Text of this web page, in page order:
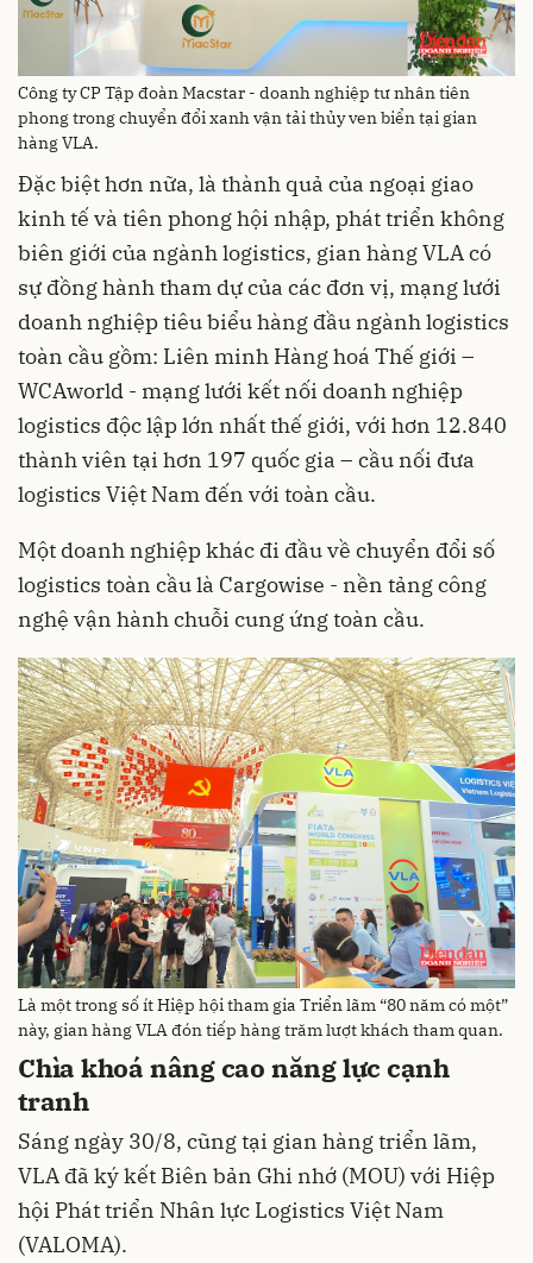
Công ty CP Tập đoàn Macstar - doanh nghiệp tư nhân tiên
phong trong chuyển đổi xanh vận tải thủy ven biển tại gian
hàng VLA.
Đặc biệt hơn nữa, là thành quả của ngoại giao
kinh tế và tiên phong hội nhập, phát triển không
biên giới của ngành logistics, gian hàng VLA có
sự đồng hành tham dự của các đơn vị, mạng lưới
doanh nghiệp tiêu biểu hàng đầu ngành logistics
toàn cầu gồm: Liên minh Hàng hoá Thế giới –
WCAworld - mạng lưới kết nối doanh nghiệp
logistics độc lập lớn nhất thế giới, với hơn 12.840
thành viên tại hơn 197 quốc gia – cầu nối đưa
logistics Việt Nam đến với toàn cầu.
Một doanh nghiệp khác đi đầu về chuyển đổi số
logistics toàn cầu là Cargowise - nền tảng công
nghệ vận hành chuỗi cung ứng toàn cầu.
Là một trong số ít Hiệp hội tham gia Triển lãm “80 năm có một”
này, gian hàng VLA đón tiếp hàng trăm lượt khách tham quan.
Chìa khoá nâng cao năng lực cạnh
tranh
Sáng ngày 30/8, cũng tại gian hàng triển lãm,
VLA đã ký kết Biên bản Ghi nhớ (MOU) với Hiệp
hội Phát triển Nhân lực Logistics Việt Nam
(VALOMA).